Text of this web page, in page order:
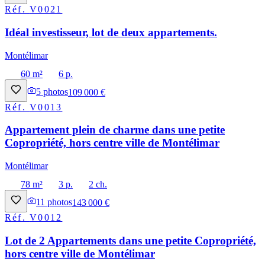
Réf.V0021
Idéal investisseur, lot de deux appartements.
Montélimar
60 m²
6 p.
5 photos109 000 €
Réf.V0013
Appartement plein de charme dans une petite
Copropriété, hors centre ville de Montélimar
Montélimar
78 m²
3 p.
2 ch.
11 photos143 000 €
Réf.V0012
Lot de 2 Appartements dans une petite Copropriété,
hors centre ville de Montélimar